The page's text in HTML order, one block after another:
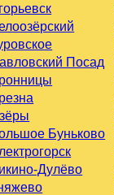
Посад
Буньково
Дулёво